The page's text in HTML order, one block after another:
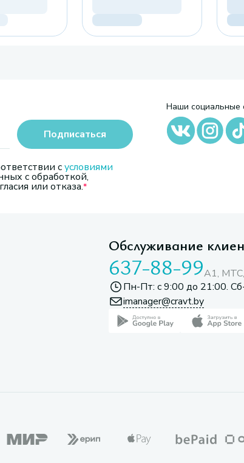
сусловиями
с обработкой,
или отказа.
Подписаться
Наши социальные
Обслуживание
637-88-99A1,
Пн-Пт: с 9:00 до 21:00.
imanager@cravt.by